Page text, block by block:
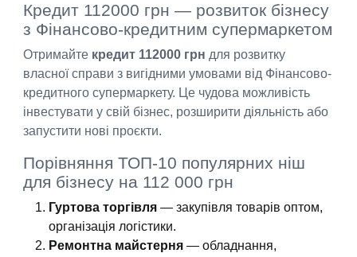
Кредит 112000 грн — розвиток бізнесу
з Фінансово-кредитним супермаркетом
Отримайте кредит 112000 грн для розвитку
власної справи з вигідними умовами від Фінансово-
кредитного супермаркету. Це чудова можливість
інвестувати у свій бізнес, розширити діяльність або
запустити нові проєкти.
Порівняння ТОП-10 популярних ніш
для бізнесу на 112 000 грн
Гуртова торгівля — закупівля товарів оптом,
організація логістики.
Ремонтна майстерня — обладнання,